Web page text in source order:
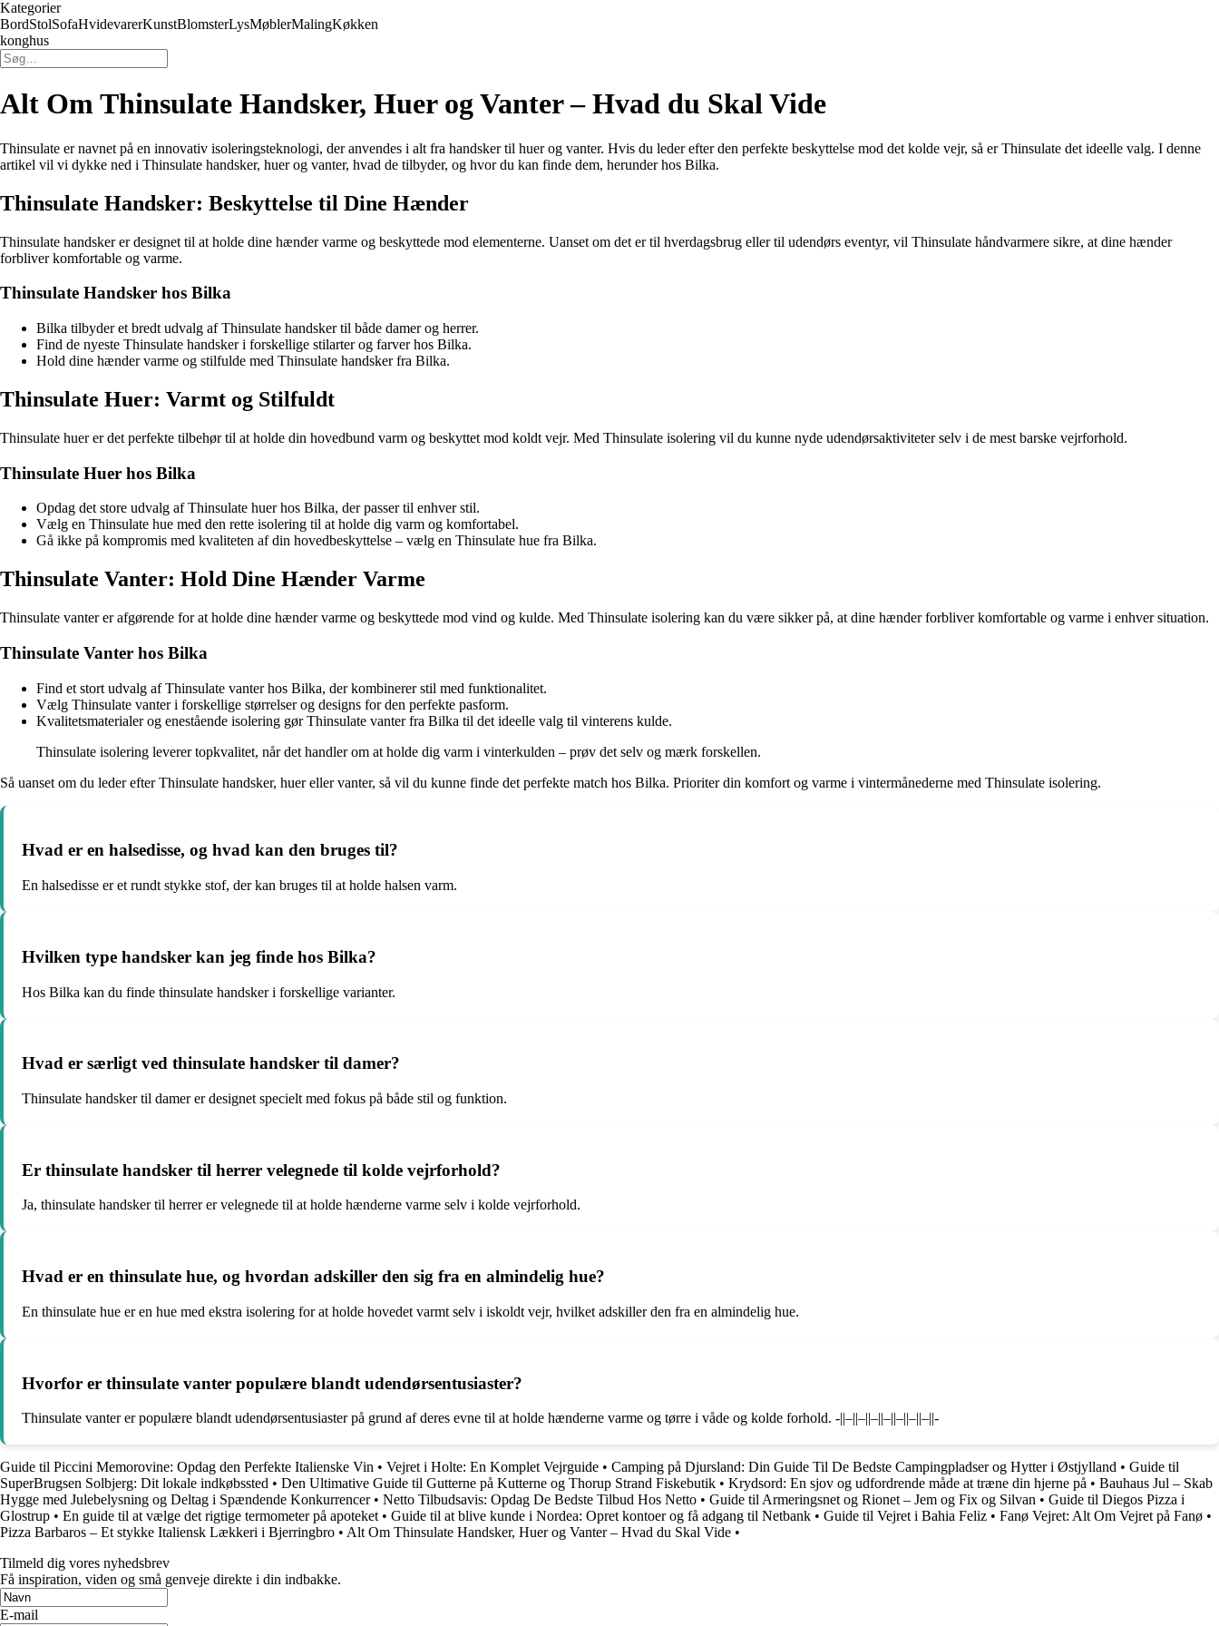
Kategorier
BordStolSofaHvidevarerKunstBlomsterLysMøblerMalingKøkken
konghus
Alt Om Thinsulate Handsker, Huer og Vanter – Hvad du Skal Vide
Thinsulate er navnet på en innovativ isoleringsteknologi, der anvendes i alt fra handsker til huer og vanter. Hvis du leder efter den perfekte beskyttelse mod det kolde vejr, så er Thinsulate det ideelle valg. I denne
artikel vil vi dykke ned i Thinsulate handsker, huer og vanter, hvad de tilbyder, og hvor du kan finde dem, herunder hos Bilka.
Thinsulate Handsker: Beskyttelse til Dine Hænder
Thinsulate handsker er designet til at holde dine hænder varme og beskyttede mod elementerne. Uanset om det er til hverdagsbrug eller til udendørs eventyr, vil Thinsulate håndvarmere sikre, at dine hænder
forbliver komfortable og varme.
Thinsulate Handsker hos Bilka
Bilka tilbyder et bredt udvalg af Thinsulate handsker til både damer og herrer.
Find de nyeste Thinsulate handsker i forskellige stilarter og farver hos Bilka.
Hold dine hænder varme og stilfulde med Thinsulate handsker fra Bilka.
Thinsulate Huer: Varmt og Stilfuldt
Thinsulate huer er det perfekte tilbehør til at holde din hovedbund varm og beskyttet mod koldt vejr. Med Thinsulate isolering vil du kunne nyde udendørsaktiviteter selv i de mest barske vejrforhold.
Thinsulate Huer hos Bilka
Opdag det store udvalg af Thinsulate huer hos Bilka, der passer til enhver stil.
Vælg en Thinsulate hue med den rette isolering til at holde dig varm og komfortabel.
Gå ikke på kompromis med kvaliteten af din hovedbeskyttelse – vælg en Thinsulate hue fra Bilka.
Thinsulate Vanter: Hold Dine Hænder Varme
Thinsulate vanter er afgørende for at holde dine hænder varme og beskyttede mod vind og kulde. Med Thinsulate isolering kan du være sikker på, at dine hænder forbliver komfortable og varme i enhver situation.
Thinsulate Vanter hos Bilka
Find et stort udvalg af Thinsulate vanter hos Bilka, der kombinerer stil med funktionalitet.
Vælg Thinsulate vanter i forskellige størrelser og designs for den perfekte pasform.
Kvalitetsmaterialer og enestående isolering gør Thinsulate vanter fra Bilka til det ideelle valg til vinterens kulde.
Thinsulate isolering leverer topkvalitet, når det handler om at holde dig varm i vinterkulden – prøv det selv og mærk forskellen.
Så uanset om du leder efter Thinsulate handsker, huer eller vanter, så vil du kunne finde det perfekte match hos Bilka. Prioriter din komfort og varme i vintermånederne med Thinsulate isolering.
Hvad er en halsedisse, og hvad kan den bruges til?
En halsedisse er et rundt stykke stof, der kan bruges til at holde halsen varm.
Hvilken type handsker kan jeg finde hos Bilka?
Hos Bilka kan du finde thinsulate handsker i forskellige varianter.
Hvad er særligt ved thinsulate handsker til damer?
Thinsulate handsker til damer er designet specielt med fokus på både stil og funktion.
Er thinsulate handsker til herrer velegnede til kolde vejrforhold?
Ja, thinsulate handsker til herrer er velegnede til at holde hænderne varme selv i kolde vejrforhold.
Hvad er en thinsulate hue, og hvordan adskiller den sig fra en almindelig hue?
En thinsulate hue er en hue med ekstra isolering for at holde hovedet varmt selv i iskoldt vejr, hvilket adskiller den fra en almindelig hue.
Hvorfor er thinsulate vanter populære blandt udendørsentusiaster?
Thinsulate vanter er populære blandt udendørsentusiaster på grund af deres evne til at holde hænderne varme og tørre i våde og kolde forhold. -||–||–||–||–||–||–||–||-
Guide til Piccini Memorovine: Opdag den Perfekte Italienske Vin • Vejret i Holte: En Komplet Vejrguide • Camping på Djursland: Din Guide Til De Bedste Campingpladser og Hytter i Østjylland • Guide til
SuperBrugsen Solbjerg: Dit lokale indkøbssted • Den Ultimative Guide til Gutterne på Kutterne og Thorup Strand Fiskebutik • Krydsord: En sjov og udfordrende måde at træne din hjerne på • Bauhaus Jul – Skab
Hygge med Julebelysning og Deltag i Spændende Konkurrencer• Netto Tilbudsavis: Opdag De Bedste Tilbud Hos Netto • Guide til Armeringsnet og Rionet – Jem og Fix og Silvan • Guide til Diegos Pizza i
Glostrup • En guide til at vælge det rigtige termometer på apoteket • Guide til at blive kunde i Nordea: Opret kontoer og få adgang til Netbank • Guide til Vejret i Bahia Feliz • Fanø Vejret: Alt Om Vejret på Fanø •
Pizza Barbaros – Et stykke Italiensk Lækkeri i Bjerringbro • Alt Om Thinsulate Handsker, Huer og Vanter – Hvad du Skal Vide •
Tilmeld dig vores nyhedsbrev
Få inspiration, viden og små genveje direkte i din indbakke.
E-mail